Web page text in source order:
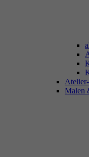
Malen